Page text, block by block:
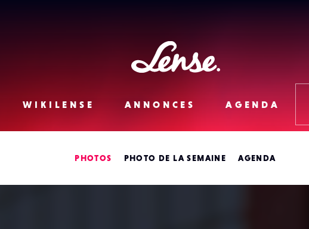
Lense
WIKILENSE ANNONCES AGENDA
PHOTOS PHOTO DE LA SEMAINE AGENDA